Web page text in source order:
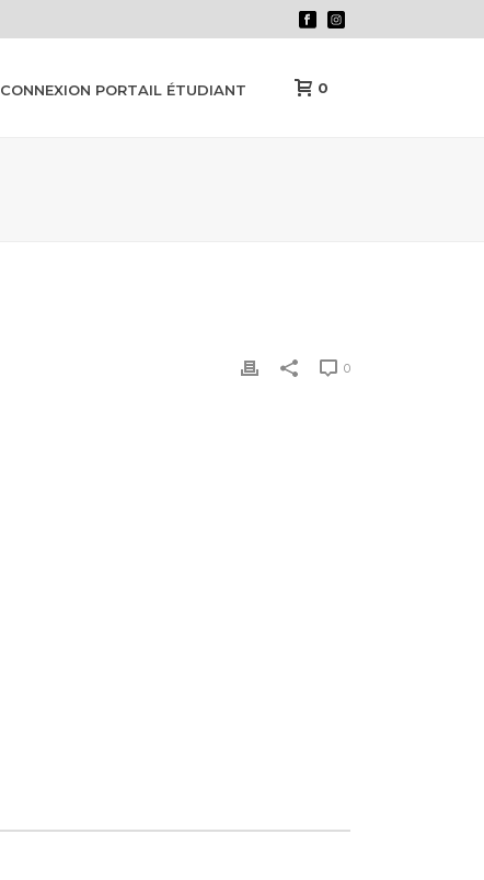
CONNEXION PORTAIL ÉTUDIANT 0
0